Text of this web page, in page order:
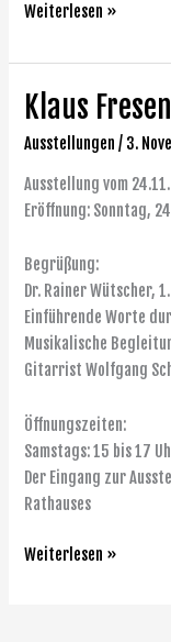
Weiterlesen »
Klaus
Ausstellungen / 3.
Ausstellung vom
Eröffnung: Sonntag,
Begrüßung:
Dr. Rainer Wütscher,
Einführende Worte
Musikalische
Gitarrist Wolfgang
Öffnungszeiten:
Samstags: 15 bis 17
Der Eingang zur
Rathauses
Klaus
Fresenius
|
figure
et
Weiterlesen »